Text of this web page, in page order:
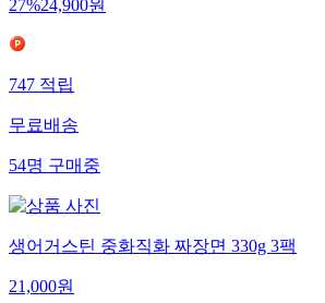
27%24,900원
747적립
무료배송
54명구매중
생어거스틴 중화직화 짜장면 330g 3팩
21,000원